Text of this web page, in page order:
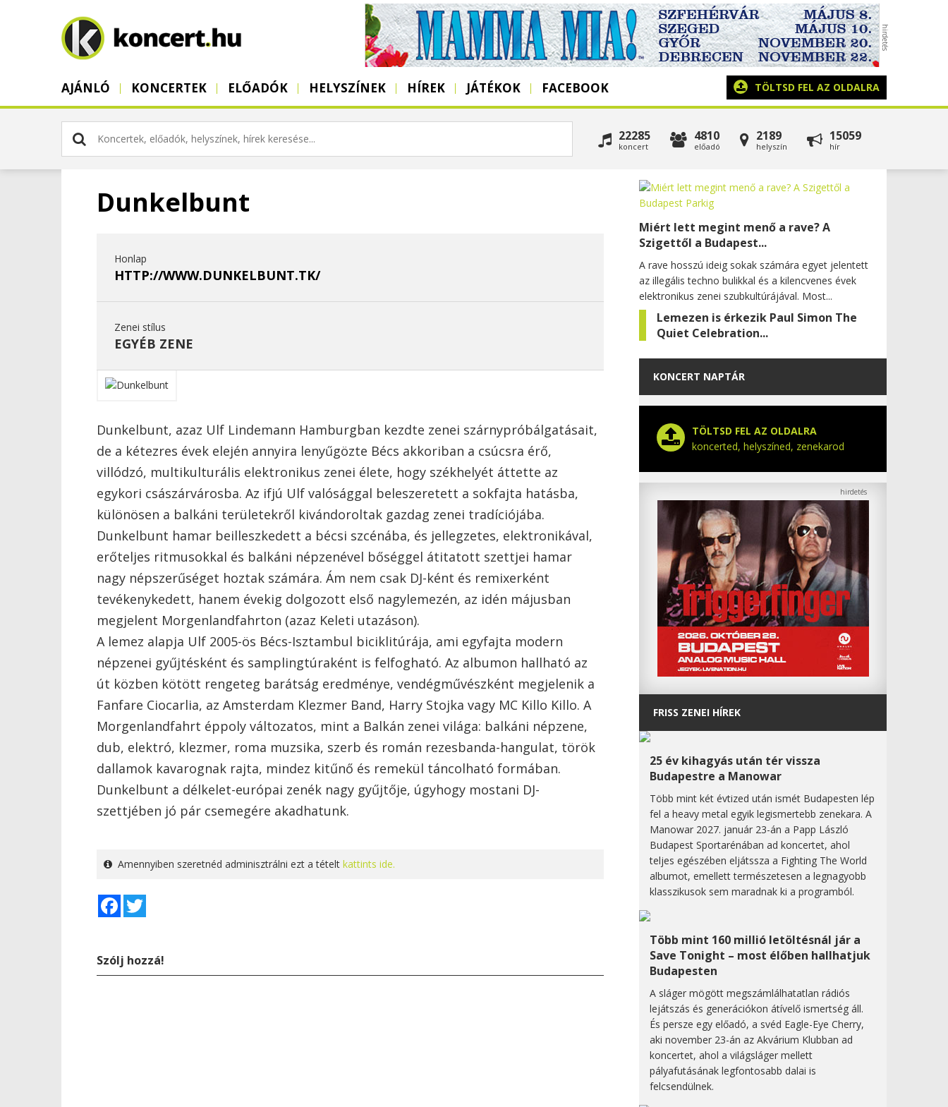
AJÁNLÓ KONCERTEK ELŐADÓK HELYSZÍNEK HÍREK JÁTÉKOK FACEBOOK TÖLTSD FEL AZ OLDALRA
22285
koncert
4810
előadó
2189
helyszín
15059
hír
Dunkelbunt
Honlap
HTTP://WWW.DUNKELBUNT.TK/
Zenei stílus
EGYÉB ZENE
Dunkelbunt, azaz Ulf Lindemann Hamburgban kezdte zenei szárnypróbálgatásait,
de a kétezres évek elején annyira lenyűgözte Bécs akkoriban a csúcsra érő,
villódzó, multikulturális elektronikus zenei élete, hogy székhelyét áttette az
egykori császárvárosba. Az ifjú Ulf valósággal beleszeretett a sokfajta hatásba,
különösen a balkáni területekről kivándoroltak gazdag zenei tradíciójába.
Dunkelbunt hamar beilleszkedett a bécsi szcénába, és jellegzetes, elektronikával,
erőteljes ritmusokkal és balkáni népzenével bőséggel átitatott szettjei hamar
nagy népszerűséget hoztak számára. Ám nem csak DJ-ként és remixerként
tevékenykedett, hanem évekig dolgozott első nagylemezén, az idén májusban
megjelent Morgenlandfahrton (azaz Keleti utazáson).
A lemez alapja Ulf 2005-ös Bécs-Isztambul biciklitúrája, ami egyfajta modern
népzenei gyűjtésként és samplingtúraként is felfogható. Az albumon hallható az
út közben kötött rengeteg barátság eredménye, vendégművészként megjelenik a
Fanfare Ciocarlia, az Amsterdam Klezmer Band, Harry Stojka vagy MC Killo Killo. A
Morgenlandfahrt éppoly változatos, mint a Balkán zenei világa: balkáni népzene,
dub, elektró, klezmer, roma muzsika, szerb és román rezesbanda-hangulat, török
dallamok kavarognak rajta, mindez kitűnő és remekül táncolható formában.
Dunkelbunt a délkelet-európai zenék nagy gyűjtője, úgyhogy mostani DJ-
szettjében jó pár csemegére akadhatunk.
Amennyiben szeretnéd adminisztrálni ezt a tételt kattints ide.
Facebook
Szólj hozzá!
Miért lett megint menő a rave? A
Szigettől a Budapest...
A rave hosszú ideig sokak számára egyet jelentett
az illegális techno bulikkal és a kilencvenes évek
elektronikus zenei szubkultúrájával. Most...
Lemezen is érkezik Paul Simon The
Quiet Celebration...
KONCERT NAPTÁR
TÖLTSD FEL AZ OLDALRA
koncerted, helyszíned, zenekarod
FRISS ZENEI HÍREK
25 év kihagyás után tér vissza
Budapestre a Manowar
Több mint két évtized után ismét Budapesten lép
fel a heavy metal egyik legismertebb zenekara. A
Manowar 2027. január 23-án a Papp László
Budapest Sportarénában ad koncertet, ahol
teljes egészében eljátssza a Fighting The World
albumot, emellett természetesen a legnagyobb
klasszikusok sem maradnak ki a programból.
Több mint 160 millió letöltésnál jár a
Save Tonight – most élőben hallhatjuk
Budapesten
A sláger mögött megszámlálhatatlan rádiós
lejátszás és generációkon átívelő ismertség áll.
És persze egy előadó, a svéd Eagle-Eye Cherry,
aki november 23-án az Akvárium Klubban ad
koncertet, ahol a világsláger mellett
pályafutásának legfontosabb dalai is
felcsendülnek.